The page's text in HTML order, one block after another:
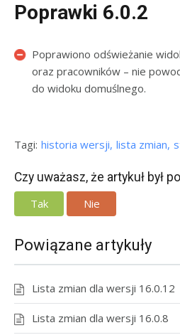
Poprawki 6.0.2
Poprawiono odświeżanie
oraz pracowników – nie
do widoku domuślnego.
Tagi: historia wersji lista zmian
Czy uważasz, że artykuł był
Tak
Nie
Powiązane artykuły
Lista zmian dla wersji 16.0.12
Lista zmian dla wersji 16.0.8